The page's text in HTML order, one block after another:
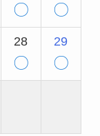
〇 〇
28
〇
29
〇